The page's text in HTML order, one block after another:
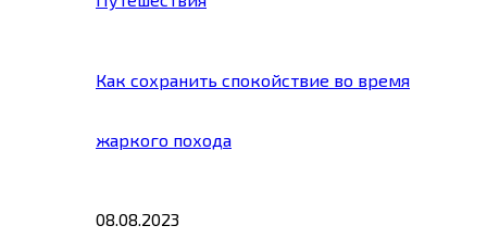
Как сохранить спокойствие во время
жаркого похода
08.08.2023